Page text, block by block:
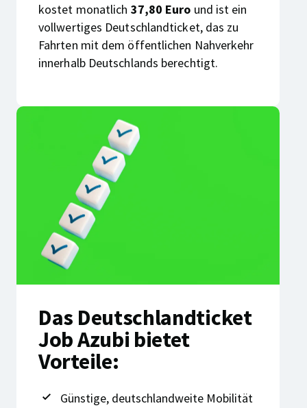
kostet monatlich 37,80 Euro und ist ein
vollwertiges Deutschlandticket, das zu
Fahrten mit dem öffentlichen Nahverkehr
innerhalb Deutschlands berechtigt.
Das Deutschlandticket
Job Azubi bietet
Vorteile:
Günstige, deutschlandweite Mobilität